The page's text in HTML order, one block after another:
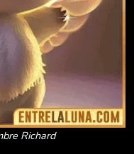
Richard